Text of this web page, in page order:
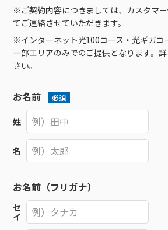
※ご契約内容につきましては、カスタマ
てご連絡させていただきます。
※インターネット光100コース・光ギガコ
一部エリアのみでのご提供となります。
さい。
お名前 必須
姓
名
お名前（フリガナ）
セ
イ